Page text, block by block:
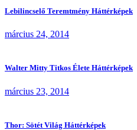
Lebilincselő Teremtmény Háttérképek
március 24, 2014
Walter Mitty Titkos Élete Háttérképek
március 23, 2014
Thor: Sötét Világ Háttérképek